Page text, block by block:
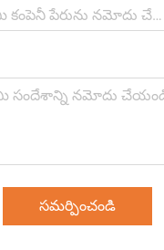
సమర్పించండి